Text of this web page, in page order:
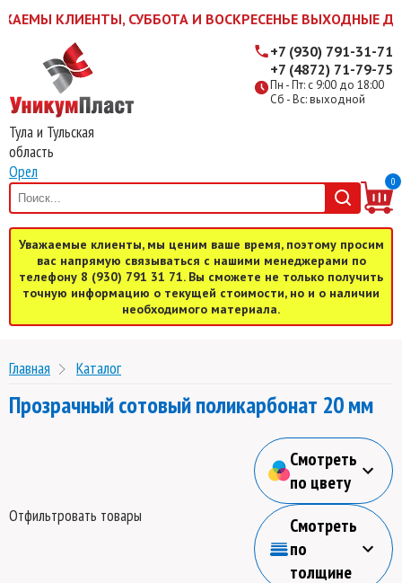
КЛИЕНТЫ, СУББОТА И ВОСКРЕСЕНЬЕ ВЫХОДНЫЕ
Тула и Тульская
область
Орел
Пн - Пт: с 9:00 до 18:00
Сб - Вс: выходной
+7 (930) 791-31-71
+7 (4872) 71-79-75
0
Уважаемые клиенты, мы ценим ваше время, поэтому просим
вас напрямую связываться с нашими менеджерами по
телефону 8 (930) 791 31 71. Вы сможете не только получить
точную информацию о текущей стоимости, но и о наличии
необходимого материала.
Главная Каталог
Прозрачный сотовый поликарбонат 20 мм
Отфильтровать товары
Смотреть
по цвету
Смотреть
по
толщине